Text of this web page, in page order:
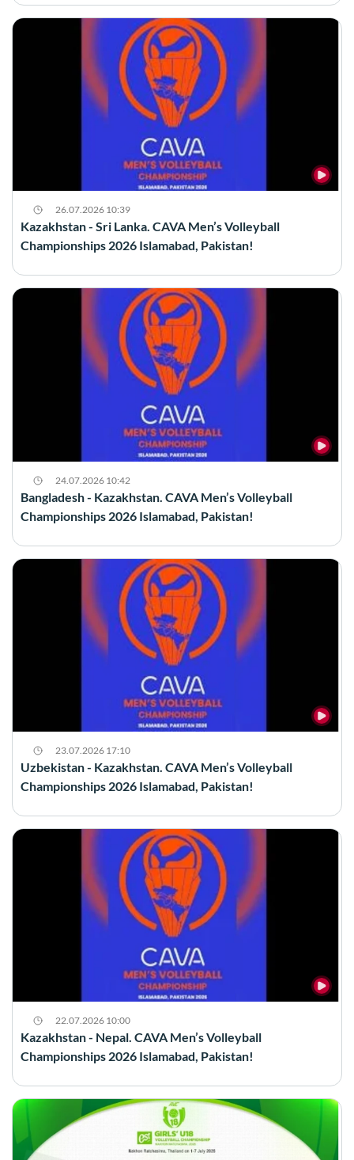
26.07.2026 10:39
Kazakhstan - Sri Lanka. CAVA Men’s Volleyball
Championships 2026 Islamabad, Pakistan!
24.07.2026 10:42
Bangladesh - Kazakhstan. CAVA Men’s Volleyball
Championships 2026 Islamabad, Pakistan!
23.07.2026 17:10
Uzbekistan - Kazakhstan. CAVA Men’s Volleyball
Championships 2026 Islamabad, Pakistan!
22.07.2026 10:00
Kazakhstan - Nepal. CAVA Men’s Volleyball
Championships 2026 Islamabad, Pakistan!